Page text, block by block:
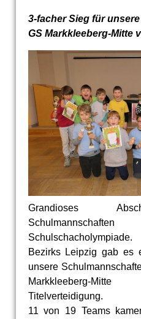
3-facher Sieg für
GS Markkleeberg-Mitte
Grandioses
Bezirks Leipzig gab es
unsere
Markkleeberg-
Titelverteidigung.
11 von 19 Teams